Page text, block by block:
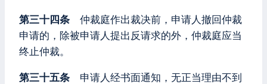
第三十四条 仲裁庭作出裁决前，申请人撤回仲裁
申请的，除被申请人提出反请求的外，仲裁庭应当
终止仲裁。
第三十五条 申请人经书面通知，无正当理由不到